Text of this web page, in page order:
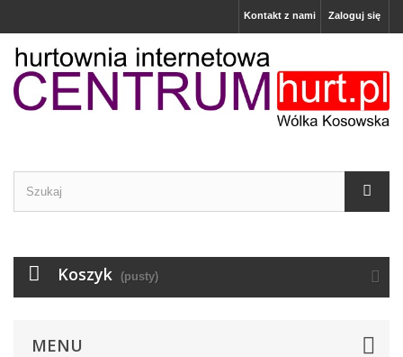
Zaloguj się
Kontakt z nami
Koszyk (pusty)
MENU